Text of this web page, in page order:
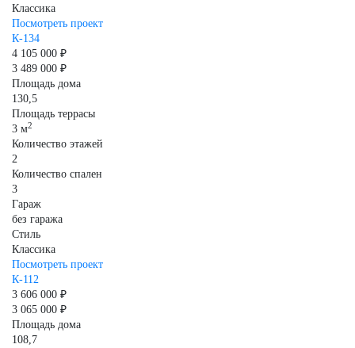
Классика
Посмотреть проект
К-134
4 105 000 ₽
3 489 000 ₽
Площадь дома
130,5
Площадь террасы
3 м2
Количество этажей
2
Количество спален
3
Гараж
без гаража
Стиль
Классика
Посмотреть проект
К-112
3 606 000 ₽
3 065 000 ₽
Площадь дома
108,7